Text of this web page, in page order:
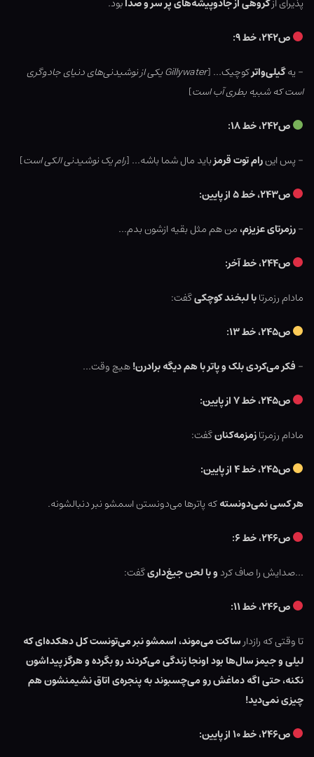
پذیرای ازگروهی از جادوپیشه‌های پر سر و صدابود.
ص۲۴۲، خط ۹:
– یهگیلی‌واترکوچیک… [
Gillywater یکی از نوشیدنی‌های دنیای جادوگری
است که شبیه بطری آب است]
ص۲۴۲، خط ۱۸:
– پس اینرام توت قرمزباید مال شما باشه… [رام یک نوشیدنی الکی است]
ص۲۴۳، خط ۵ از پایین:
–رزمرتای عزیزم، من هم مثل بقیه ازشون بدم…
ص۲۴۴، خط آخر:
مادام رزمرتابا لبخند کوچکیگفت:
ص۲۴۵، خط ۱۳:
– فکر می‌کردی بلک و پاتر با هم دیگه برادرن!هیچ وقت…
ص۲۴۵، خط ۷ از پایین:
مادام رزمرتازمزمه‌کنانگفت:
ص۲۴۵، خط ۴ از پایین:
هر کسی نمی‌دونستهکه پاترها می‌دونستن اسمشو نبر دنبالشونه.
ص۲۴۶، خط ۶:
…صدایش را صاف کرد و با لحن جیغ‌داریگفت:
ص۲۴۶، خط ۱۱:
تا وقتی که رازدارساکت می‌موند، اسمشو نبر می‌تونست کل دهکده‌ای که
لیلی و جیمز سال‌ها بود اونجا زندگی می‌کردند رو بگرده و هرگز پیداشون
نکنه، حتی اگه دماغش رو می‌چسبوند به پنجره‌ی اتاق نشیمنشون هم
چیزی نمی‌دید!
ص۲۴۶، خط ۱۰ از پایین: